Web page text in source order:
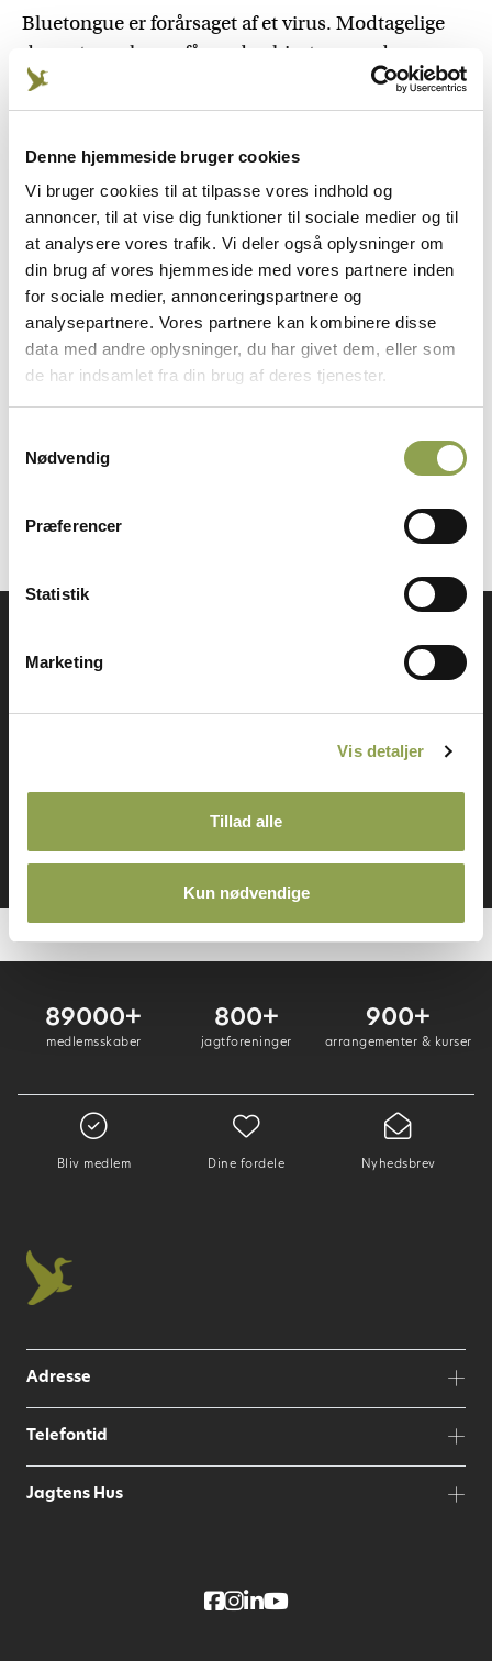
Denne hjemmeside bruger cookies
Vi bruger cookies til at tilpasse vores indhold og
annoncer, til at vise dig funktioner til sociale medier og til
at analysere vores trafik. Vi deler også oplysninger om
din brug af vores hjemmeside med vores partnere inden
for sociale medier, annonceringspartnere og
analysepartnere. Vores partnere kan kombinere disse
data med andre oplysninger, du har givet dem, eller som
de har indsamlet fra din brug af deres tjenester.
Nødvendig
Præferencer
Statistik
Marketing
Vis detaljer
Tillad alle
Kun nødvendige
Bluetongue er forårsaget af et virus. Modtagelige
dyrearter er kvæg, får, geder, hjorte og andre
drøvtyggere. Sygdommen bliver overført af små
blodsugende mitter kaldet culicoides, når de bider
Mennesker kan ikke smittes med bluetongue, og
sygdommen er ikke farlig for mennesker.
Bluetongue er vektorbåren, det vil sige at
sygdommen ikke smitter mellem dyr, med spredes
med mitter af arten culicoides. Smittede køer kan
også overføre sygdommen til deres foster.
Hjortevildt kan også smittes med sygdommen,
symptomer. Ikke alle …
Få adgang til alt indhold &
Bliv medlem Dine fordele Nyhedsbrev
89000+
medlemsskaber
800+
jagtforeninger
900+
arrangementer & kurser
Adresse
Telefontid
Jagtens Hus